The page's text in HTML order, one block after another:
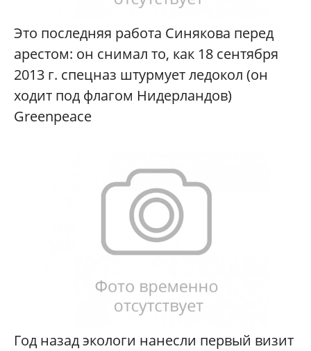
Это последняя работа Синякова перед
арестом: он снимал то, как 18 сентября
2013 г. спецназ штурмует ледокол (он
ходит под флагом Нидерландов)
Greenpeace
Год назад экологи нанесли первый визит